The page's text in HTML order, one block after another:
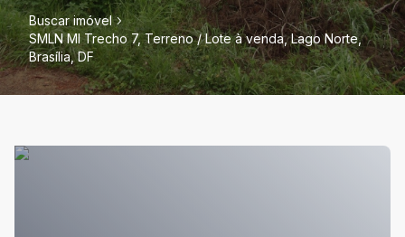
Buscar imóvel
SMLN MI Trecho 7, Terreno / Lote à venda, Lago Norte,
Brasília, DF